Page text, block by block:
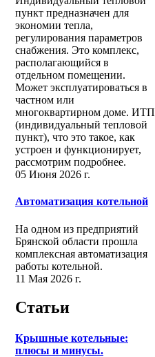
пункт предназначен для
экономии тепла,
регулирования параметров
снабжения. Это комплекс,
располагающийся в
отдельном помещении.
Может эксплуатироваться в
частном или
многоквартирном доме. ИТП
(индивидуальный тепловой
пункт), что это такое, как
устроен и функционирует,
рассмотрим подробнее.
05 Июня 2026 г.
Автоматизация котельной
На одном из предприятий
Брянской области прошла
комплексная автоматизация
работы котельной.
11 Мая 2026 г.
Статьи
Крышные котельные:
плюсы и минусы.